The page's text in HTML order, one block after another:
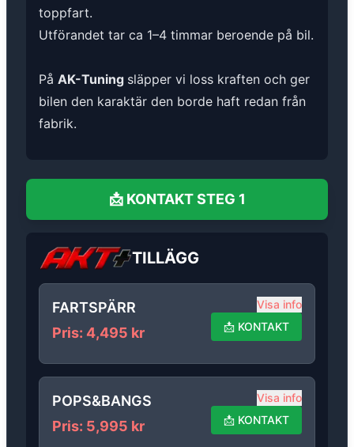
toppfart.
Utförandet tar ca 1–4 timmar beroende på bil.
På AK-Tuning släpper vi loss kraften och ger
bilen den karaktär den borde haft redan från
fabrik.
📩 KONTAKT STEG 1
TILLÄGG
FARTSPÄRR
Pris: 4,495 kr
Visa info
📩 KONTAKT
POPS&BANGS
Pris: 5,995 kr
Visa info
📩 KONTAKT